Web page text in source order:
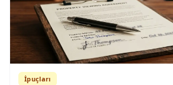
İpuçları